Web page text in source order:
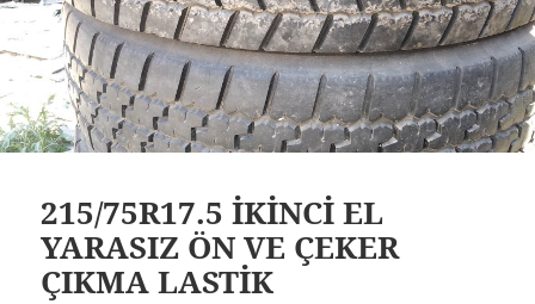
215/75R17.5 İKİNCİ EL
YARASIZ ÖN VE ÇEKER
ÇIKMA LASTİK